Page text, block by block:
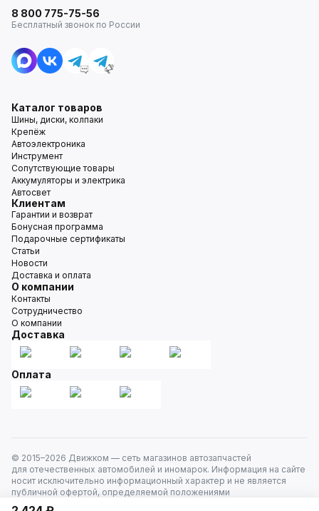
8 800 775-75-56
Бесплатный звонок по России
Каталог товаров
Шины, диски, колпаки
Крепёж
Автоэлектроника
Инструмент
Сопутствующие товары
Аккумуляторы и электрика
Автосвет
Клиентам
Гарантии и возврат
Бонусная программа
Подарочные сертификаты
Статьи
Новости
Доставка и оплата
О компании
Контакты
Сотрудничество
О компании
Доставка
Оплата
© 2015–2026 Движком — сеть магазинов автозапчастей
для отечественных автомобилей и иномарок. Информация на сайте
носит исключительно информационный характер и не является
публичной офертой, определяемой положениями